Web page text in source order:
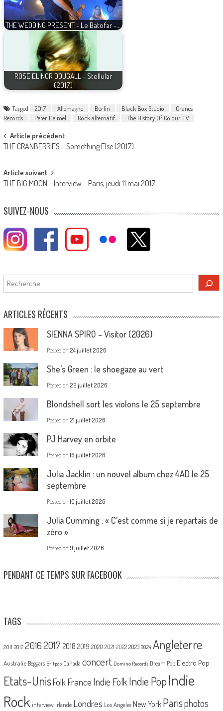
THE WEDDING PRESENT - Le Batofar -…
ROSE ELINOR DOUGALL - Stellular
(2017)
Tagged 2017 Allemagne Berlin Black Box Studio
Cranes
Records
Peter Deimel Rock alternatif The History Of Colour TV
Post
navigation
Article précédent
THE CRANBERRIES – Something Else (2017)
Article suivant
THE BIG MOON – Interview – Paris, jeudi 11 mai 2017
SUIVEZ-NOUS
Rechercher
ARTICLES RÉCENTS
SIENNA SPIRO – Visitor (2026)
Posted on 24 juillet 2026
She’s Green : le shoegaze au vert
Posted on 22 juillet 2026
Blondshell sort les violons le 25 septembre
Posted on 21 juillet 2026
PJ Harvey en orbite
Posted on 16 juillet 2026
Julia Jacklin : un nouvel album chez 4AD le 25
septembre
Posted on 10 juillet 2026
Julia Cumming : « C’est comme si je repartais de
zéro »
Posted on 9 juillet 2026
PENDANT CE TEMPS SUR FACEBOOK
TAGS
2011 2012 20162017 2018 2019 2020 2021 2022 2023 2024 Angleterre
Australie Beggars Britpop Canada concert Domino Records Dream Pop Electro Pop
Etats-UnisFolk France Indie Folk Indie PopIndie
Rock interview Irlande Londres Los Angeles New York Parisphotos